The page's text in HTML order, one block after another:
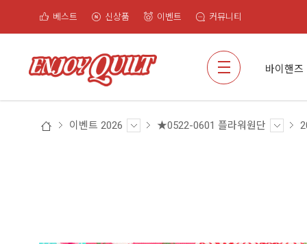
베스트 신상품 이벤트 커뮤니티
바이핸즈
이벤트 2026 ★0522-0601 플라워원단